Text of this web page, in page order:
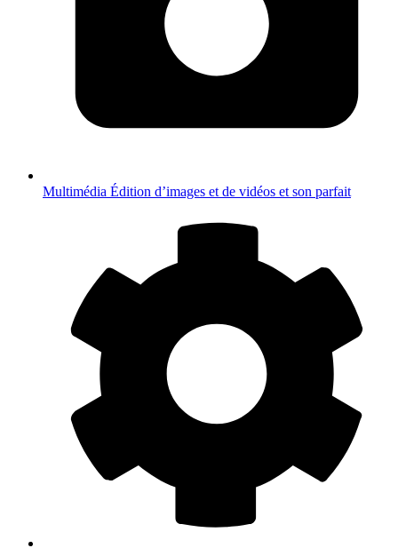
Multimédia Édition d’images et de vidéos et son parfait